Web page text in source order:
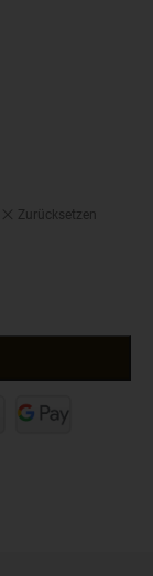
Zurücksetzen